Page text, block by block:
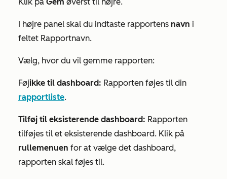
I højre panel skal du indtaste rapportens navn i
feltet Rapportnavn.
Vælg, hvor du vil gemme rapporten:
Føjikke til dashboard: Rapporten føjes til din
rapportliste.
Tilføj til eksisterende dashboard: Rapporten
tilføjes til et eksisterende dashboard. Klik på
rullemenuen for at vælge det dashboard,
rapporten skal føjes til.